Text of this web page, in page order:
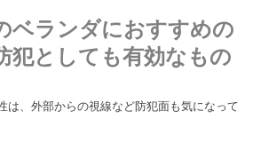
ベランダにおすすめの
犯としても有効なもの
は、外部からの視線など防犯面も気になって